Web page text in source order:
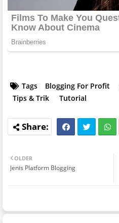
Tags Blogging For Profit
Tips & Trik
Tutorial
OLDER
Jenis Platform Blogging